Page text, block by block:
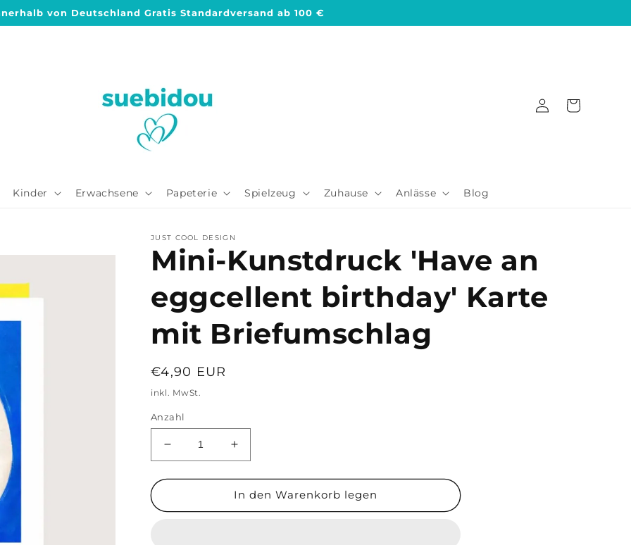
von Deutschland Gratis Standardversand ab 100 €
Kinder Erwachsene Papeterie Spielzeug Zuhause Anlässe Blog
Einloggen
Warenkorb
JUST COOL DESIGN
Mini-Kunstdruck 'Have an
eggcellent birthday' Karte
mit Briefumschlag
Normaler
Preis
€4,90 EUR
inkl. MwSt.
Anzahl
Verringere
die
Menge
Mini-
Erhöhe
die
Menge
für
Mini-
In den Warenkorb legen